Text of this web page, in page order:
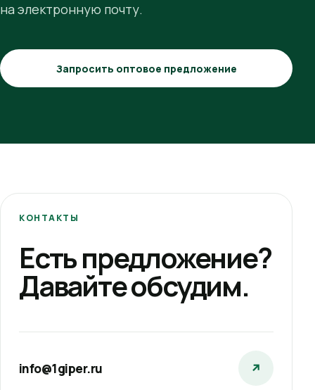
на электронную почту.
Запросить оптовое предложение
КОНТАКТЫ
Есть предложение?
Давайте обсудим.
info@1giper.ru ↗